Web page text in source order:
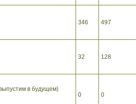
346 497
32 128
в будущем)
0 0